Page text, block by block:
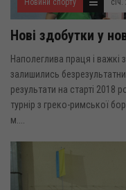
Новини спорту
Нові здобутки у
Наполеглива праця і важкі
залишились
результати на старті 2018
турнір з греко-римської
м....